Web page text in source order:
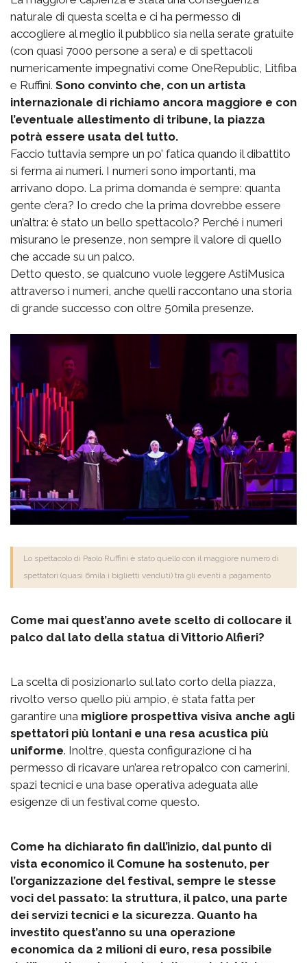
naturale di questa scelta e ci ha permesso di
accogliere al meglio il pubblico sia nella serate gratuite
(con quasi 7000 persone a sera) e di spettacoli
numericamente impegnativi come OneRepublic, Litfiba
e Ruffini. Sono convinto che, con un artista
internazionale di richiamo ancora maggiore e con
l’eventuale allestimento di tribune, la piazza
potrà essere usata del tutto.
Faccio tuttavia sempre un po’ fatica quando il dibattito
si ferma ai numeri. I numeri sono importanti, ma
arrivano dopo. La prima domanda è sempre: quanta
gente c’era? Io credo che la prima dovrebbe essere
un’altra: è stato un bello spettacolo? Perché i numeri
misurano le presenze, non sempre il valore di quello
che accade su un palco.
Detto questo, se qualcuno vuole leggere AstiMusica
attraverso i numeri, anche quelli raccontano una storia
di grande successo con oltre 50mila presenze.
Lo spettacolo di Paolo Ruffini è stato quello con il maggiore numero di
spettatori (quasi 6mila i biglietti venduti) tra gli eventi a pagamento
Come mai quest’anno avete scelto di collocare il
palco dal lato della statua di Vittorio Alfieri?
La scelta di posizionarlo sul lato corto della piazza,
rivolto verso quello più ampio, è stata fatta per
garantire una migliore prospettiva visiva anche agli
spettatori più lontani e una resa acustica più
uniforme. Inoltre, questa configurazione ci ha
permesso di ricavare un’area retropalco con camerini,
spazi tecnici e una base operativa adeguata alle
esigenze di un festival come questo.
Come ha dichiarato fin dall’inizio, dal punto di
vista economico il Comune ha sostenuto, per
l’organizzazione del festival, sempre le stesse
voci del passato: la struttura, il palco, una parte
dei servizi tecnici e la sicurezza. Quanto ha
investito quest’anno su una operazione
economica da 2 milioni di euro, resa possibile